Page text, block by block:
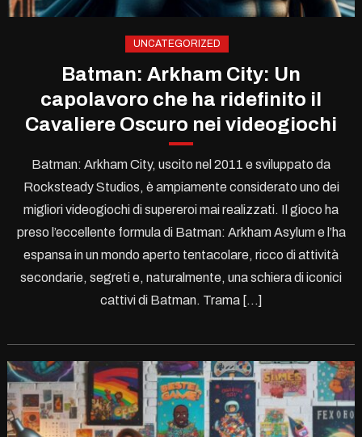
UNCATEGORIZED
Batman: Arkham City: Un
capolavoro che ha ridefinito il
Cavaliere Oscuro nei videogiochi
Batman: Arkham City, uscito nel 2011 e sviluppato da
Rocksteady Studios, è ampiamente considerato uno dei
migliori videogiochi di supereroi mai realizzati. Il gioco ha
preso l’eccellente formula di Batman: Arkham Asylum e l’ha
espansa in un mondo aperto tentacolare, ricco di attività
secondarie, segreti e, naturalmente, una schiera di iconici
cattivi di Batman. Trama […]